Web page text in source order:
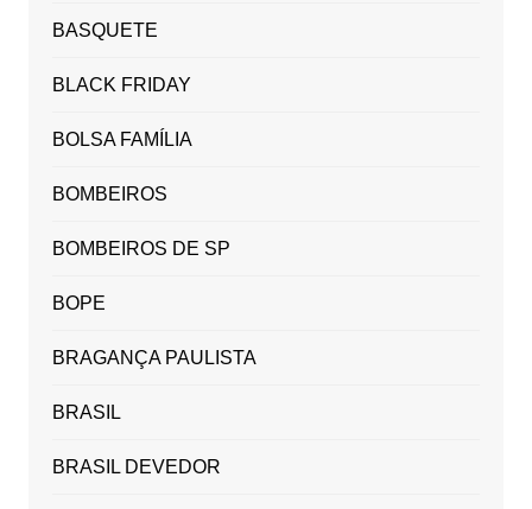
BASQUETE
BLACK FRIDAY
BOLSA FAMÍLIA
BOMBEIROS
BOMBEIROS DE SP
BOPE
BRAGANÇA PAULISTA
BRASIL
BRASIL DEVEDOR